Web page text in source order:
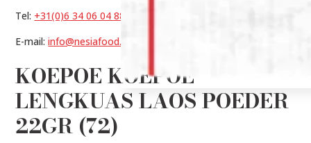
Tel: +31(0)6 34 06 04 88
E-mail:info@nesiafood.nl
KOEPOE KOEPOE
LENGKUAS LAOS POEDER
22GR (72)